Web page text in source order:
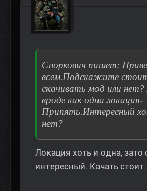
Сноркович пишет:
всем.Подскажите
скачивать мод или
вроде как одна локация-
Припять.Интересный
нет?
Локация хоть и одна, зато
интересный. Качать стоит.